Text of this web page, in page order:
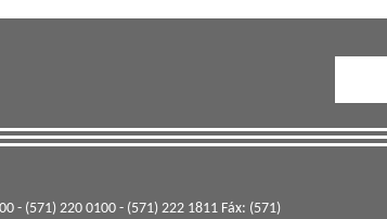
- (571) 220 0100 - (571) 222 1811 Fáx: (571)